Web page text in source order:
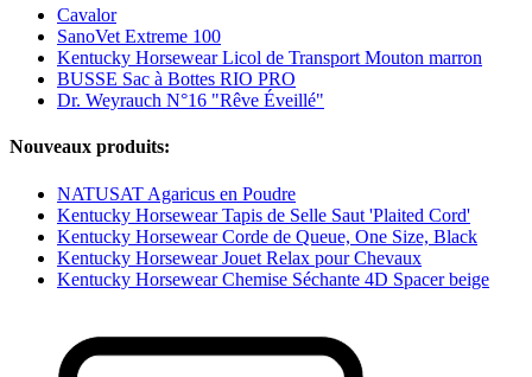
Cavalor
SanoVet Extreme 100
Kentucky Horsewear Licol de Transport Mouton marron
BUSSE Sac à Bottes RIO PRO
Dr. Weyrauch N°16 "Rêve Éveillé"
Nouveaux produits:
NATUSAT Agaricus en Poudre
Kentucky Horsewear Tapis de Selle Saut 'Plaited Cord'
Kentucky Horsewear Corde de Queue, One Size, Black
Kentucky Horsewear Jouet Relax pour Chevaux
Kentucky Horsewear Chemise Séchante 4D Spacer beige